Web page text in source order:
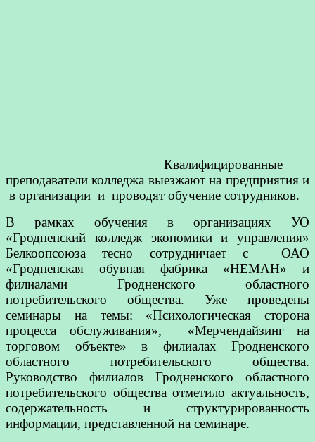
Квалифицированные
преподаватели колледжа выезжают на предприятия и
в организации и проводят обучение сотрудников.
В рамках обучения в организациях УО
«Гродненский колледж экономики и управления»
Белкоопсоюза тесно сотрудничает с ОАО
«Гродненская обувная фабрика «НЕМАН» и
филиалами Гродненского областного
потребительского общества. Уже проведены
семинары на темы: «Психологическая сторона
процесса обслуживания», «Мерчендайзинг на
торговом объекте» в филиалах Гродненского
областного потребительского общества.
Руководство филиалов Гродненского областного
потребительского общества отметило актуальность,
содержательность и структурированность
информации, представленной на семинаре.